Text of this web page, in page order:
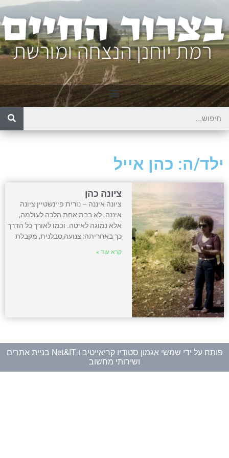
ילד/ה: כהן אייל
ציונה כהן
ציונה איננה – נורית פיינשטיין ציונה
איננה. לא בבת אחת הלכה לעולמה,
אלא נמוגה לאיטה. וכמו לאורך כל הדרך
כך באחריתה: צנועה,סבלנית, מקבלת
קרא עוד »
פותח על ידי שמשי אגמון סטודיו קריאייטיב ו-
Net&IT בניית אתרים
ושירותי מחשוב